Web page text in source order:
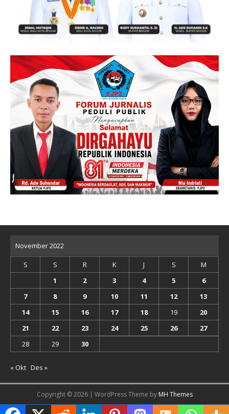
November 2022
S S R K J S
M
1
2 3 4 5
6
7
8 9 10 11 12
13
14
15 16 17 18 19
20
21
22 23 24 25 26
27
28
29 30
« Okt Des »
Copyright © 2026 | WordPress Theme by MH Themes